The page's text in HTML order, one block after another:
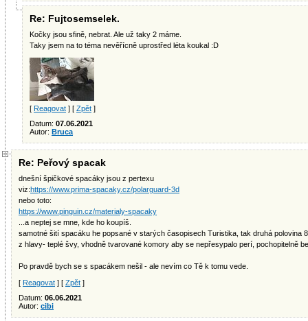
Re: Fujtosemselek.
Kočky jsou sfině, nebrat. Ale už taky 2 máme.
Taky jsem na to téma nevěřícně uprostřed léta koukal :D
[ Reagovat ] [ Zpět ]
Datum: 07.06.2021
Autor: Bruca
Re: Peřový spacak
dnešní špičkové spacáky jsou z pertexu
viz:https://www.prima-spacaky.cz/polarguard-3d
nebo toto:
https://www.pinguin.cz/materialy-spacaky
...a neptej se mne, kde ho koupíš.
samotné šití spacáku he popsané v starých časopisech Turistika, tak druhá polovina
z hlavy- teplé švy, vhodně tvarované komory aby se nepřesypalo perí, pochopitelně
Po pravdě bych se s spacákem nešil - ale nevím co Tě k tomu vede.
[ Reagovat ] [ Zpět ]
Datum: 06.06.2021
Autor: cibi